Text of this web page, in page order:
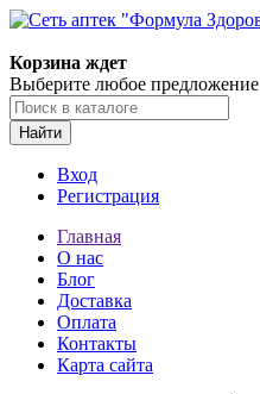
Корзина ждет
Выберите любое предложение
Найти
Вход
Регистрация
Главная
О нас
Блог
Доставка
Оплата
Контакты
Карта сайта